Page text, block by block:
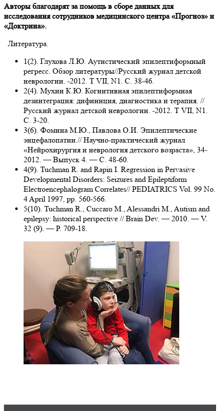
Авторы благодарят за помощь в сборе данных для
исследования сотрудников медицинского центра «Прогноз» и
«Доктрина».
Литература.
1(2). Глухова Л.Ю. Аутистический эпилептиформный
регресс. Обзор литературы//Русский журнал детской
неврологии. -2012. Т VII, N1. C. 38-46.
2(4). Мухин К.Ю. Когнитивная эпилептиформная
дезинтеграция: дифиниция, диагностика и терапия. //
Русский журнал детской неврологии. -2012. Т VII, N1.
C. 3-20.
3(6). Фомина М.Ю., Павлова О.И. Эпилептические
энцефалопатии.// Научно-практический журнал
«Нейрохирургия и неврология детского возраста», 34-
2012. — Выпуск 4. — С. 48-60.
4(9). Tuchman R. and Rapin I. Regression in Pervasive
Developmental Disorders: Seizures and Epileptiform
Electroencephalogram Correlates// PEDIATRICS Vol. 99 No.
4 April 1997, pp. 560-566.
5(10). Tuchman R., Cuccaro M., Alessandri M., Autism and
epilepsy: historical perspective // Brain Dev. — 2010. — V.
32 (9). — P. 709-18.